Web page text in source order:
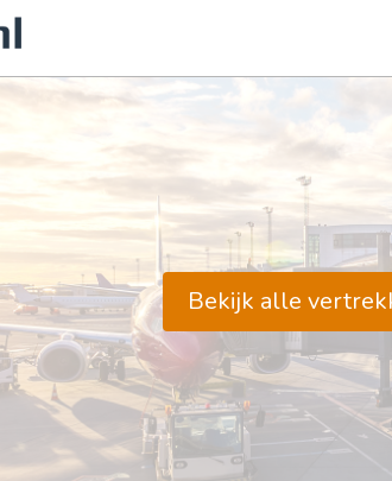
Bekijk alle